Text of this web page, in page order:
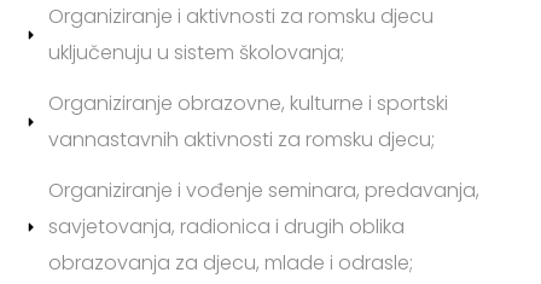
Organiziranje i aktivnosti za romsku djecu
uključenuju u sistem školovanja;
Organiziranje obrazovne, kulturne i sportski
vannastavnih aktivnosti za romsku djecu;
Organiziranje i vođenje seminara, predavanja,
savjetovanja, radionica i drugih oblika
obrazovanja za djecu, mlade i odrasle;